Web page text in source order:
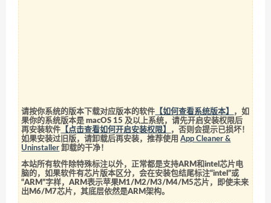
请按你系统的版本下载对应版本的软件 【如何查看系统版本】
，如
果你的系统版本是 macOS 15 及以上系统，请先开启安装权限后
再安装软件 【点击查看如何开启安装权限】
，否则会提示已损坏！
如果安装过旧版，请卸载后再安装，推荐使用App Cleaner &
Uninstaller 卸载的干净！
本站所有软件除特殊标注以外，正常都是支持ARM和intel芯片电
脑的，如果软件有芯片版本区分，会在安装包结尾标注“intel”或
“ARM”字样，ARM表示苹果M1/M2/M3/M4/M5芯片，即使未来
出M6/M7芯片，其底层依然是ARM架构。